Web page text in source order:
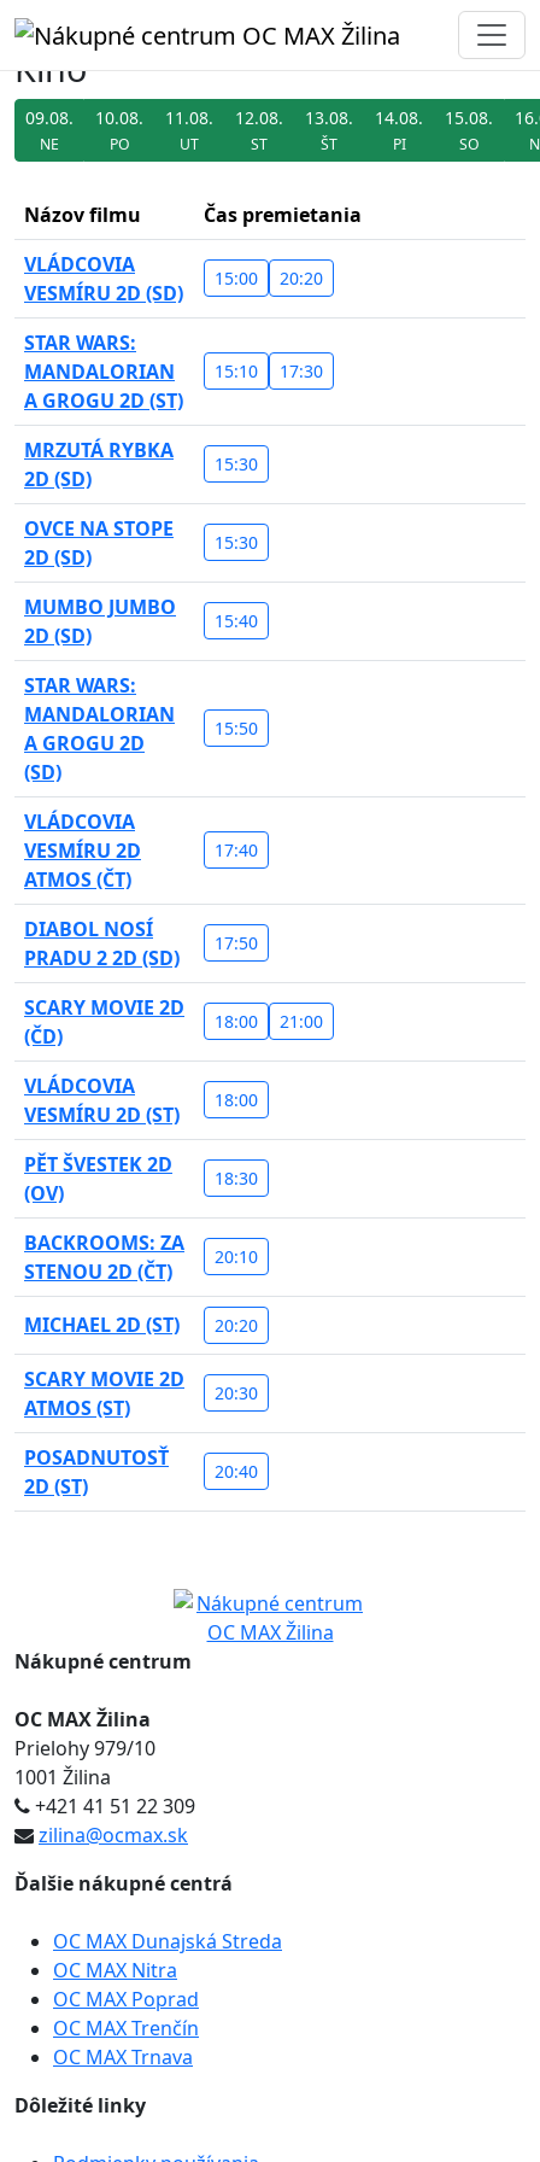
Kino
09.08.
NE
10.08.
PO
11.08.
UT
12.08.
ST
13.08.
ŠT
14.08.
PI
15.08.
SO
Názov filmu
Čas premietania
VLÁDCOVIA
VESMÍRU 2D (SD)
15:00 20:20
STAR WARS:
MANDALORIAN
A GROGU 2D (ST)
15:10 17:30
MRZUTÁ RYBKA
2D (SD)
15:30
OVCE NA STOPE
2D (SD)
15:30
MUMBO JUMBO
2D (SD)
15:40
STAR WARS:
MANDALORIAN
A GROGU 2D
(SD)
15:50
VLÁDCOVIA
VESMÍRU 2D
ATMOS (ČT)
17:40
DIABOL NOSÍ
PRADU 2 2D (SD)
17:50
SCARY MOVIE 2D
(ČD)
18:00 21:00
VLÁDCOVIA
VESMÍRU 2D (ST)
18:00
PĚT ŠVESTEK 2D
(OV)
18:30
BACKROOMS: ZA
STENOU 2D (ČT)
20:10
MICHAEL 2D (ST) 20:20
SCARY MOVIE 2D
ATMOS (ST)
20:30
POSADNUTOSŤ
2D (ST)
20:40
Nákupné centrum
OC MAX Žilina
Prielohy 979/10
1001 Žilina
+421 41 51 22 309
zilina@ocmax.sk
Ďalšie nákupné centrá
OC MAX Dunajská Streda
OC MAX Nitra
OC MAX Poprad
OC MAX Trenčín
OC MAX Trnava
Dôležité linky